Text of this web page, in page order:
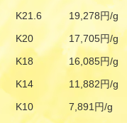
K21.6
19,278円/g
K20
17,705円/g
K18
16,085円/g
K14
11,882円/g
K10
7,891円/g